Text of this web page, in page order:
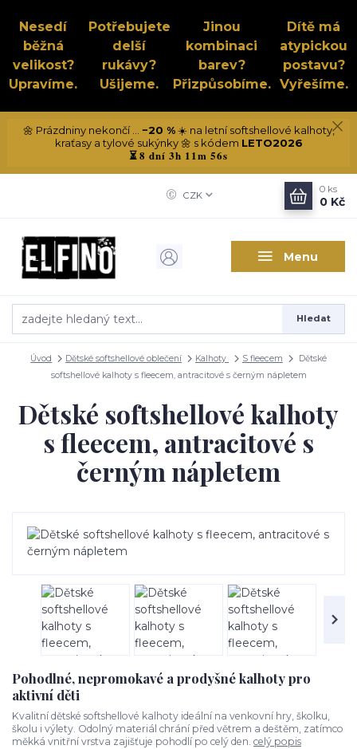
Nesedí
běžná
velikost?
Upravíme.
Potřebujete
delší
rukávy?
Ušijeme.
Jinou
kombinaci
barev?
Přizpůsobíme.
Dítě má
atypickou
postavu?
Vyřešíme.
🌼 Prázdniny nekončí ... −20 %☀️ na letní softshellové kalhoty,
kraťasy a tylové sukýnky 🌼 s kódem LETO2026
⏳8 dní 3h 11m 56s
Menu
CZK
Hledat
0 ks
0 Kč
Úvod Dětské softshellové oblečení Kalhoty S fleecem
Dětské
softshellové kalhoty s fleecem, antracitové s černým nápletem
Dětské softshellové kalhoty
s fleecem, antracitové s
černým nápletem
Pohodlné, nepromokavé a prodyšné kalhoty pro
aktivní děti
Kvalitní dětské softshellové kalhoty ideální na venkovní hry, školku,
školu i výlety. Odolný materiál chrání před větrem a deštěm, zatímco
měkká vnitřní vrstva zajišťuje pohodlí po celý den. celý popis